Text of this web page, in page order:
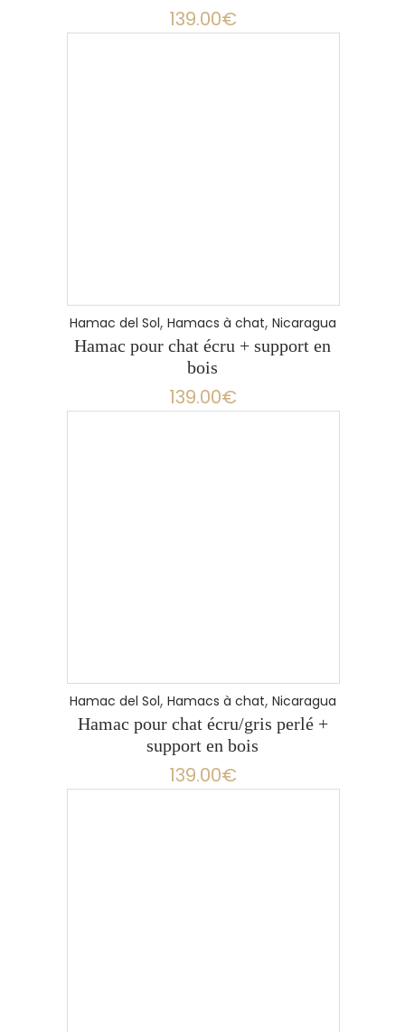
139.00€
Hamac del Sol, Hamacs à chat, Nicaragua
Hamac pour chat écru + support en
bois
139.00€
Hamac del Sol, Hamacs à chat, Nicaragua
Hamac pour chat écru/gris perlé +
support en bois
139.00€